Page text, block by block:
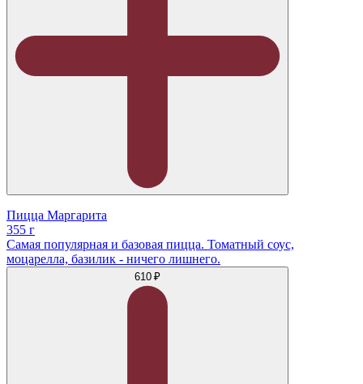
Пицца Маргарита
355 г
Самая популярная и базовая пицца. Томатный соус,
моцарелла, базилик - ничего лишнего.
610 ₽